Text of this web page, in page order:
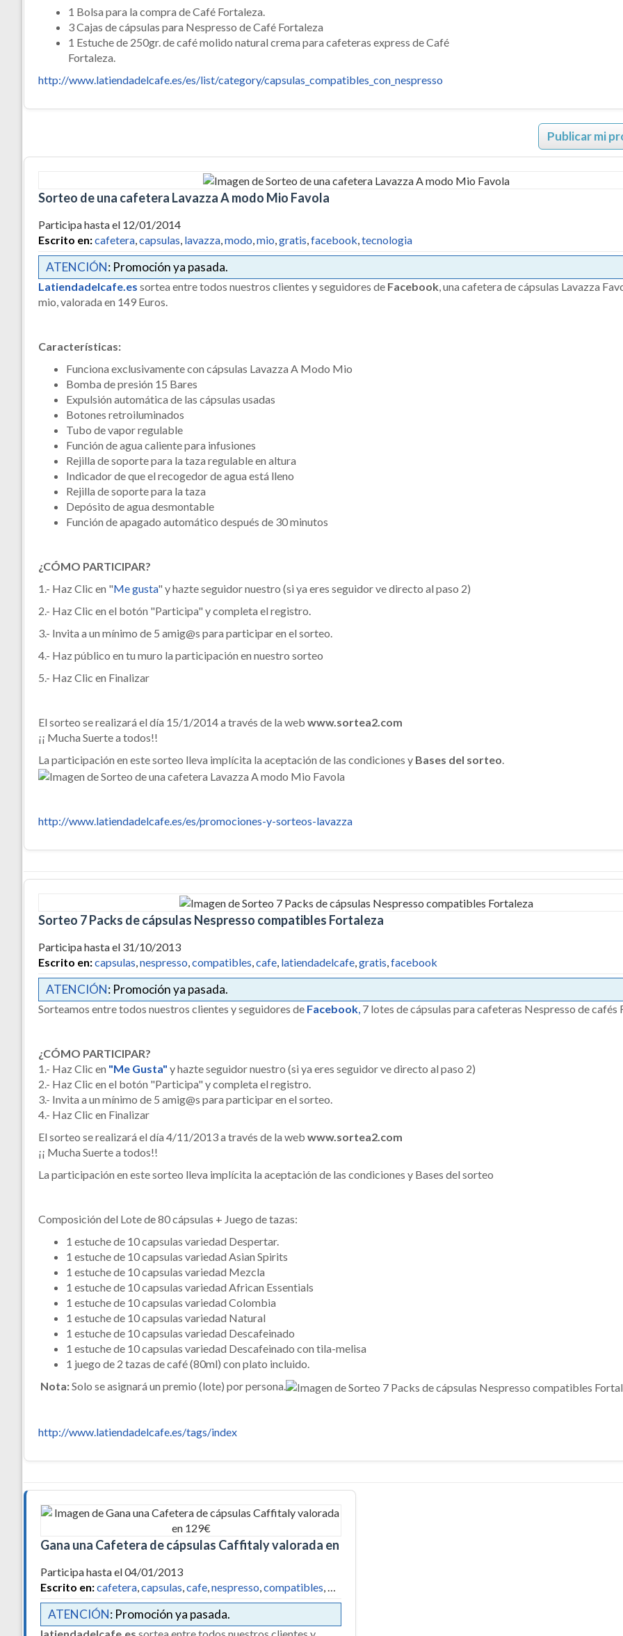
1 Bolsa para la compra de Café Fortaleza.
3 Cajas de cápsulas para Nespresso de Café Fortaleza
1 Estuche de 250gr. de café molido natural crema para cafeteras express de Café
Fortaleza.
http://www.latiendadelcafe.es/es/list/category/capsulas_compatibles_con_nespresso
Publicar mi
Sorteo de una cafetera Lavazza A modo Mio Favola
Participa hasta el 12/01/2014
Escrito en:cafetera,capsulas, lavazza,modo,mio,gratis,facebook,tecnologia
ATENCIÓN: Promoción ya pasada.
Latiendadelcafe.es sortea entre todos nuestros clientes y seguidores de Facebook, una cafetera de cápsulas Lavazza
mio, valorada en 149 Euros.
Características:
Funciona exclusivamente con cápsulas Lavazza A Modo Mio
Bomba de presión 15 Bares
Expulsión automática de las cápsulas usadas
Botones retroiluminados
Tubo de vapor regulable
Función de agua caliente para infusiones
Rejilla de soporte para la taza regulable en altura
Indicador de que el recogedor de agua está lleno
Rejilla de soporte para la taza
Depósito de agua desmontable
Función de apagado automático después de 30 minutos
¿CÓMO PARTICIPAR?
1.- Haz Clic en "Me gusta" y hazte seguidor nuestro (si ya eres seguidor ve directo al paso 2)
2.- Haz Clic en el botón "Participa" y completa el registro.
3.- Invita a un mínimo de 5 amig@s para participar en el sorteo.
4.- Haz público en tu muro la participación en nuestro sorteo
5.- Haz Clic en Finalizar
El sorteo se realizará el día 15/1/2014 a través de la web www.sortea2.com
¡¡ Mucha Suerte a todos!!
La participación en este sorteo lleva implícita la aceptación de las condiciones y Bases del sorteo.
http://www.latiendadelcafe.es/es/promociones-y-sorteos-lavazza
Sorteo 7 Packs de cápsulas Nespresso compatibles Fortaleza
Participa hasta el 31/10/2013
Escrito en:capsulas nespresso compatibles cafe latiendadelcafe gratis facebook
ATENCIÓN: Promoción ya pasada.
Sorteamos entre todos nuestros clientes y seguidores de Facebook 7 lotes de cápsulas para cafeteras Nespresso de cafés
¿CÓMO PARTICIPAR?
1.- Haz Clic en "Me Gusta" y hazte seguidor nuestro (si ya eres seguidor ve directo al paso 2)
2.- Haz Clic en el botón "Participa" y completa el registro.
3.- Invita a un mínimo de 5 amig@s para participar en el sorteo.
4.- Haz Clic en Finalizar
El sorteo se realizará el día 4/11/2013 a través de la web www.sortea2.com
¡¡ Mucha Suerte a todos!!
La participación en este sorteo lleva implícita la aceptación de las condiciones y Bases del sorteo
Composición del Lote de 80 cápsulas + Juego de tazas:
1 estuche de 10 capsulas variedad Despertar.
1 estuche de 10 capsulas variedad Asian Spirits
1 estuche de 10 capsulas variedad Mezcla
1 estuche de 10 capsulas variedad African Essentials
1 estuche de 10 capsulas variedad Colombia
1 estuche de 10 capsulas variedad Natural
1 estuche de 10 capsulas variedad Descafeinado
1 estuche de 10 capsulas variedad Descafeinado con tila-melisa
1 juego de 2 tazas de café (80ml) con plato incluido.
Nota:Solo se asignará un premio (lote) por persona.
http://www.latiendadelcafe.es/tags/index
Gana una Cafetera de cápsulas Caffitaly valorada en 129€
Participa hasta el 04/01/2013
Escrito en:cafetera capsulas cafe nespresso compatibles
ATENCIÓN: Promoción ya pasada.